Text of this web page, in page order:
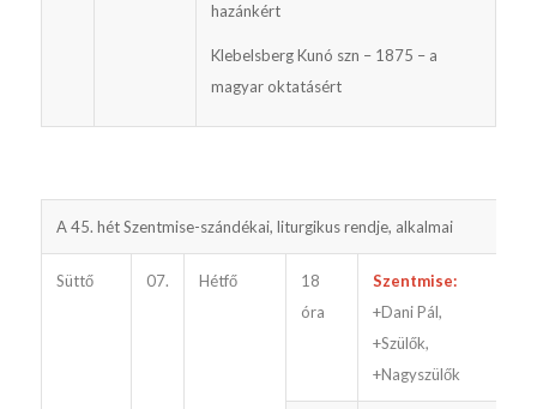
hazánkért
Klebelsberg Kunó szn – 1875 – a
magyar oktatásért
A 45. hét Szentmise-szándékai, liturgikus rendje, alkalmai
Süttő 07. Hétfő
18
óra
Szentmise:
+Dani Pál,
+Szülők,
+Nagyszülők